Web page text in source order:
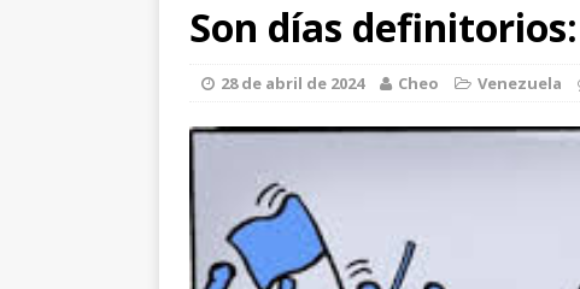
Son días
28 de abril de 2024 Cheo Venezuela